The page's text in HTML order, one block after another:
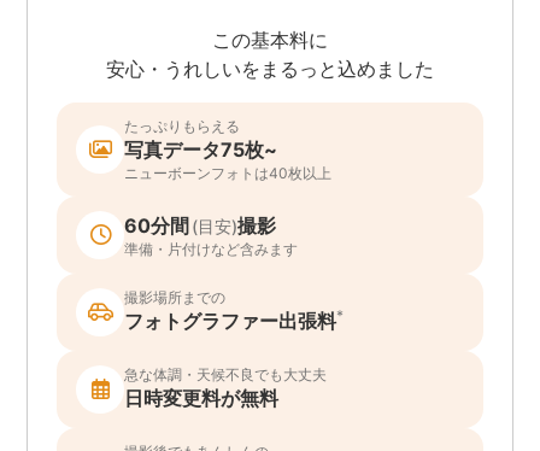
この基本料に
安心・うれしいをまるっと込めました
たっぷりもらえる
写真データ75枚~
ニューボーンフォトは40枚以上
60分間 (目安)撮影
準備・片付けなど含みます
撮影場所までの
フォトグラファー出張料*
急な体調・天候不良でも大丈夫
日時変更料が無料